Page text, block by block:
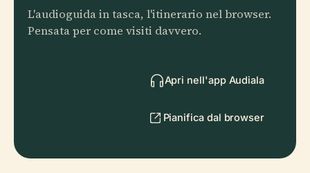
L'audioguida in tasca, l'itinerario nel browser.
Pensata per come visiti davvero.
Apri nell'app Audiala
Pianifica dal browser